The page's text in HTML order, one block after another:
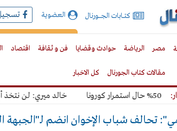
كتـــابات الجـــــورنال العضوية
مصر الرياضة حوادث وقضايا فن و ثقافة اقتصاد
مقالات كتاب الجورنال كل الاخبار
خالد ميري: لن نتخذ أي
تحالف شباب الإخوان انضم لـ"الجبهة